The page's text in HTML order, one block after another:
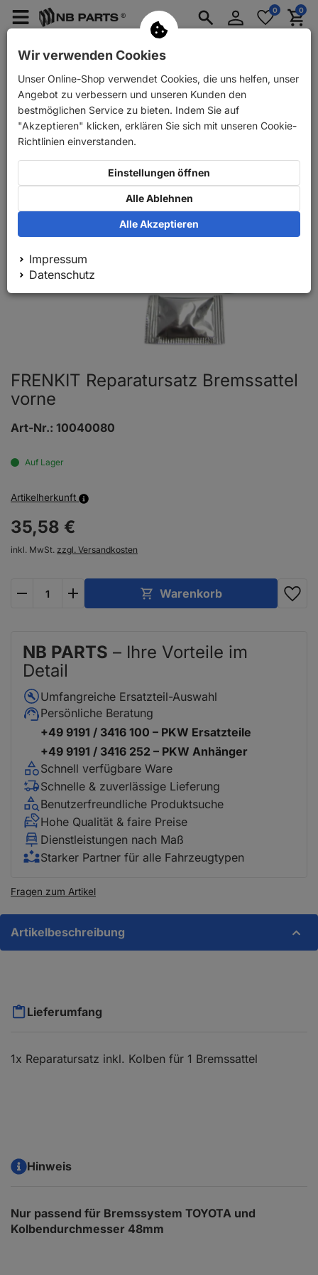
Menü
PKW Anhänger Ersatzteile
AnmeldenMerkzettel
aufklappen
0 0
Zurück PKW Ersatzteile FRENKIT Reparatursatz Bremssattel
FRENKIT Reparatursatz Bremssattel
vorne
Art-Nr.: 10040080
Auf Lager
Artikelherkunft
35,58 €
inkl. MwSt. zzgl. Versandkosten
Warenkorb
NB PARTS – Ihre Vorteile im
Detail
Umfangreiche Ersatzteil-Auswahl
Persönliche Beratung
+49 9191 / 3416 100 – PKW Ersatzteile
+49 9191 / 3416 252 – PKW Anhänger
Schnell verfügbare Ware
Schnelle & zuverlässige Lieferung
Benutzerfreundliche Produktsuche
Hohe Qualität & faire Preise
Dienstleistungen nach Maß
Starker Partner für alle Fahrzeugtypen
Fragen zum Artikel
Artikelbeschreibung
Lieferumfang
1x Reparatursatz inkl. Kolben für 1 Bremssattel
Hinweis
Nur passend für Bremssystem TOYOTA und
Kolbendurchmesser 48mm
Wir verwenden Cookies
Unser Online-Shop verwendet Cookies, die uns helfen, unser
Angebot zu verbessern und unseren Kunden den
bestmöglichen Service zu bieten. Indem Sie auf
"Akzeptieren" klicken, erklären Sie sich mit unseren Cookie-
Richtlinien einverstanden.
Einstellungen öffnen
Alle Ablehnen
Alle Akzeptieren
Impressum
Datenschutz